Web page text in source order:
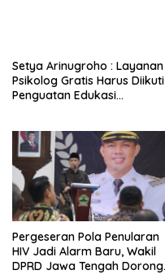
Setya Arinugroho : Layanan
Psikolog Gratis Harus Diikuti
Penguatan Edukasi
Pergeseran Pola Penularan
HIV Jadi Alarm Baru, Wakil
DPRD Jawa Tengah Dorong